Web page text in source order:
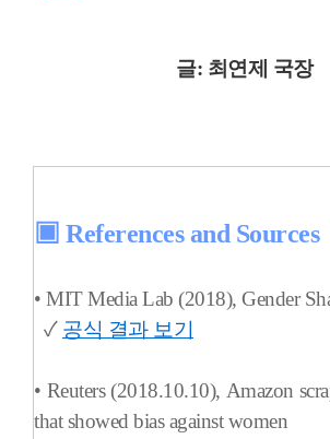
글: 최연제 국장
▣ References and Sources
• MIT Media Lab (2018), Gender
✓ 공식 결과 보기
• Reuters (2018.10.10), Amazon
that showed bias against women